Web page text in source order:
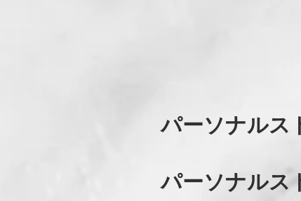
パーソナルス
パーソナルス